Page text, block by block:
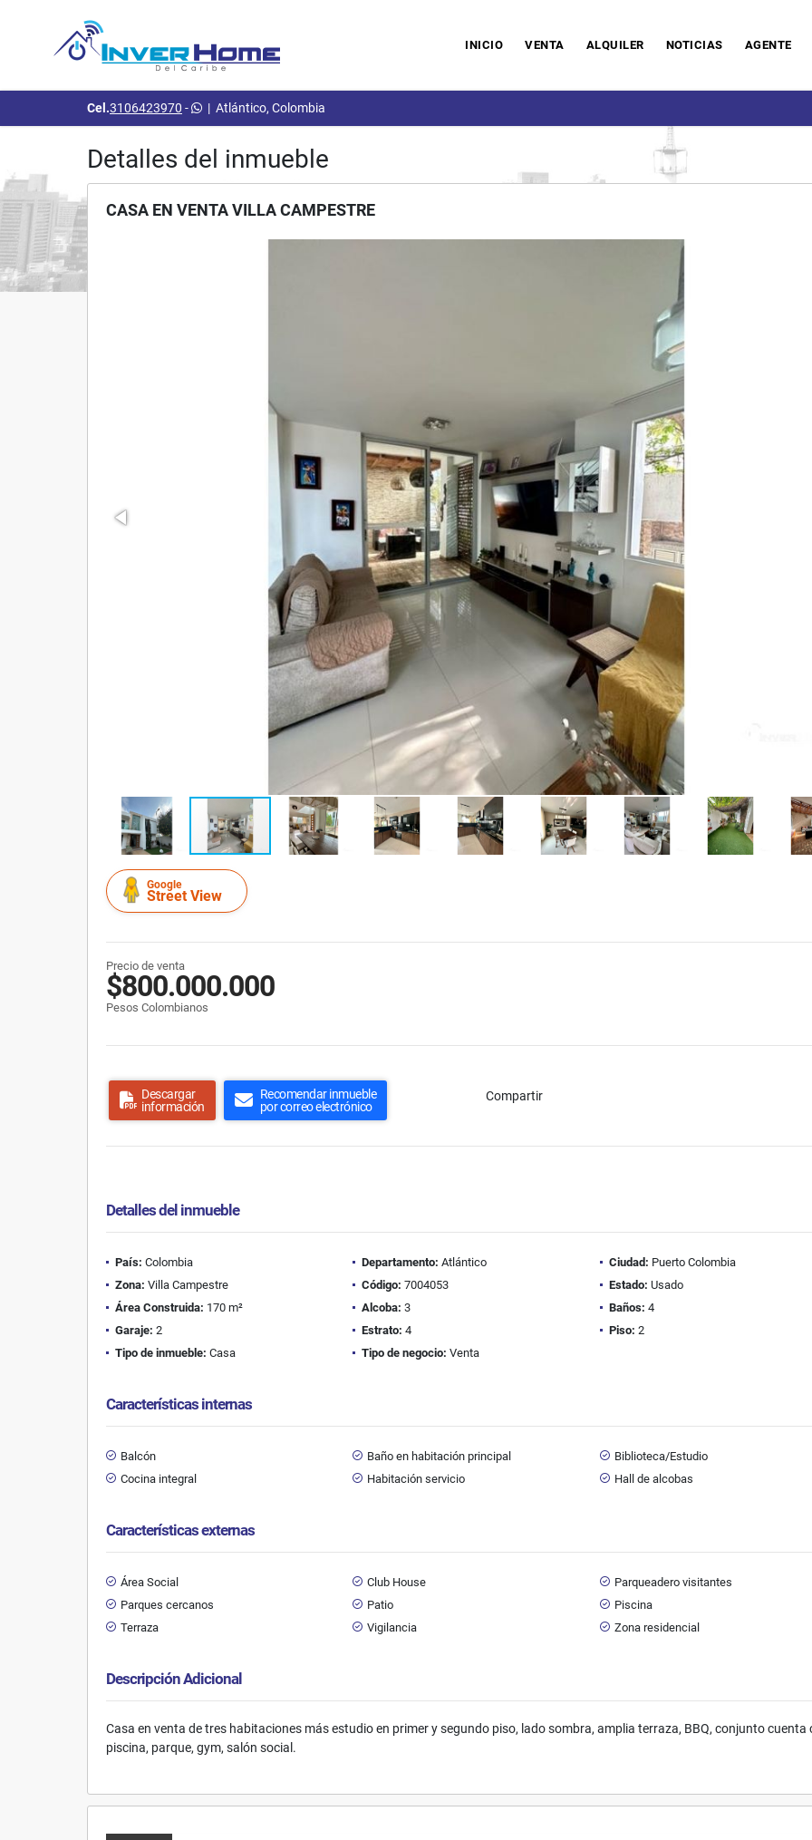
INICIO VENTA ALQUILER NOTICIAS AGENTE
Cel.3106423970 - | Atlántico, Colombia
Detalles del inmueble
CASA EN VENTA VILLA CAMPESTRE
Google
Street View
Precio de venta
$800.000.000
Pesos Colombianos
Descargar
información
Recomendar inmueble
por correo electrónico
Compartir
Detalles del inmueble
País: Colombia Departamento: Atlántico Ciudad: Puerto Colombia
Zona: Villa Campestre Código: 7004053 Estado: Usado
Área Construida: 170 m² Alcoba: 3 Baños: 4
Garaje: 2 Estrato: 4 Piso: 2
Tipo de inmueble: Casa Tipo de negocio: Venta
Características internas
Balcón Baño en habitación principal
Biblioteca/Estudio
Cocina integral
Habitación servicio Hall de alcobas
Características externas
Área Social Club House
Parqueadero visitantes
Parques cercanos
Patio
Piscina
Terraza
Vigilancia Zona residencial
Descripción Adicional
Casa en venta de tres habitaciones más estudio en primer y segundo piso, lado sombra, amplia terraza, BBQ, conjunto cuenta
piscina, parque, gym, salón social.